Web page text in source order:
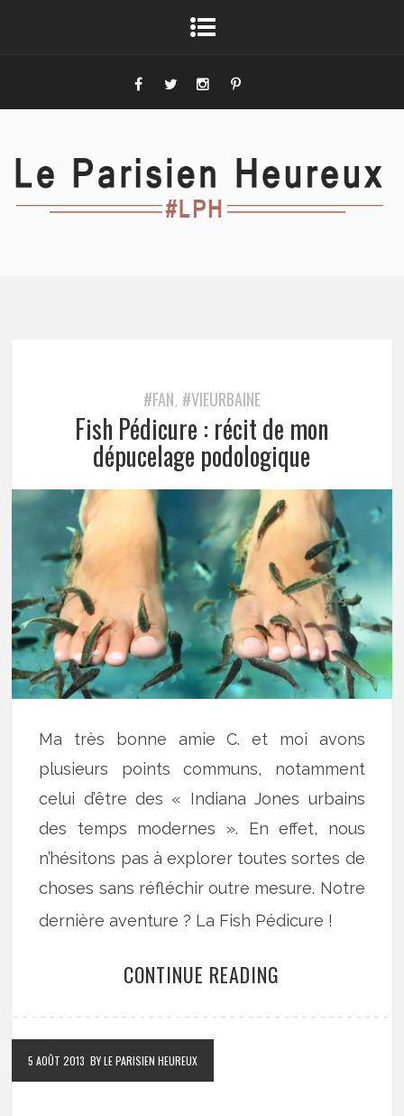
#FAN, #VIEURBAINE
Fish Pédicure : récit de mon
dépucelage podologique
Ma très bonne amie C. et moi avons
plusieurs points communs, notamment
celui d’être des « Indiana Jones urbains
des temps modernes ». En effet, nous
n’hésitons pas à explorer toutes sortes de
choses sans réfléchir outre mesure. Notre
dernière aventure ? La Fish Pédicure !
CONTINUE READING
5 AOÛT 2013 BY LE PARISIEN HEUREUX